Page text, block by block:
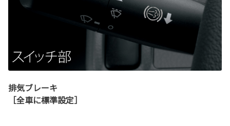
排気ブレーキ
［全車に標準設定］